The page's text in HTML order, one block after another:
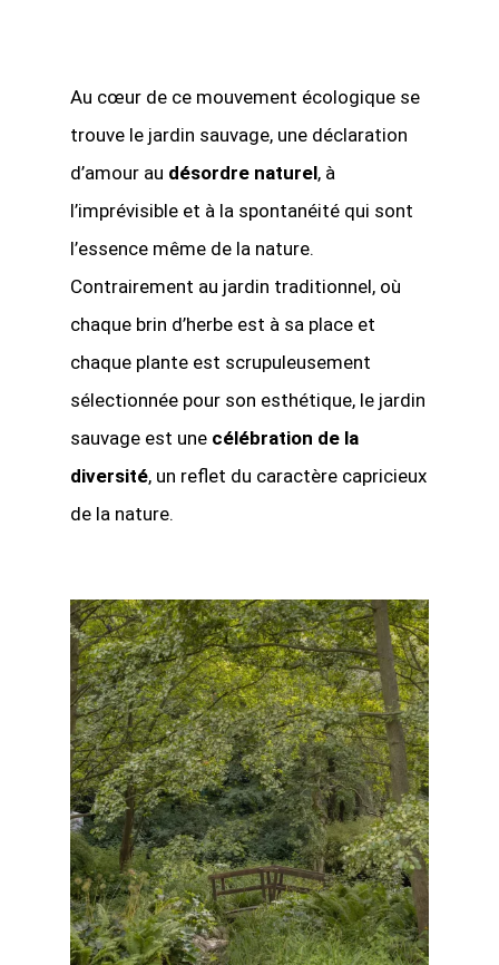
Au cœur de ce mouvement écologique se
trouve le jardin sauvage, une déclaration
d’amour au désordre naturel, à
l’imprévisible et à la spontanéité qui sont
l’essence même de la nature.
Contrairement au jardin traditionnel, où
chaque brin d’herbe est à sa place et
chaque plante est scrupuleusement
sélectionnée pour son esthétique, le jardin
sauvage est une célébration de la
diversité, un reflet du caractère capricieux
de la nature.